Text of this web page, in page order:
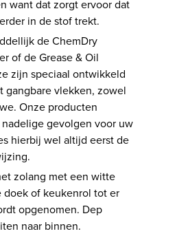
want dat zorgt ervoor dat
in de stof trekt.
de ChemDry
of de Grease & Oil
zijn speciaal ontwikkeld
gangbare vlekken, zowel
Onze producten
gevolgen voor uw
hierbij wel altijd eerst de
zolang met een witte
doek of keukenrol tot er
opgenomen. Dep
naar binnen.